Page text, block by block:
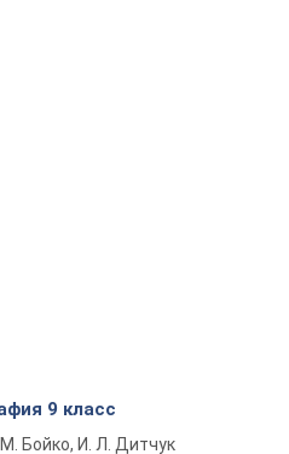
9 класс
М. Бойко, И. Л. Дитчук